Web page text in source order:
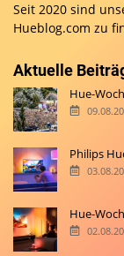
Seit 2020 sind
Hueblog.com zu
Aktuelle
Hue-
Philips
Hue-